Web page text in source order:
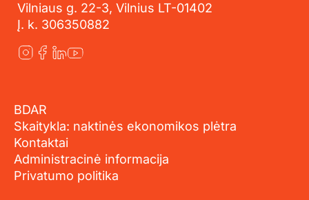
Vilniaus g. 22-3, Vilnius LT-01402
Į. k. 306350882
BDAR
Skaitykla: naktinės ekonomikos plėtra
Kontaktai
Administracinė informacija
Privatumo politika